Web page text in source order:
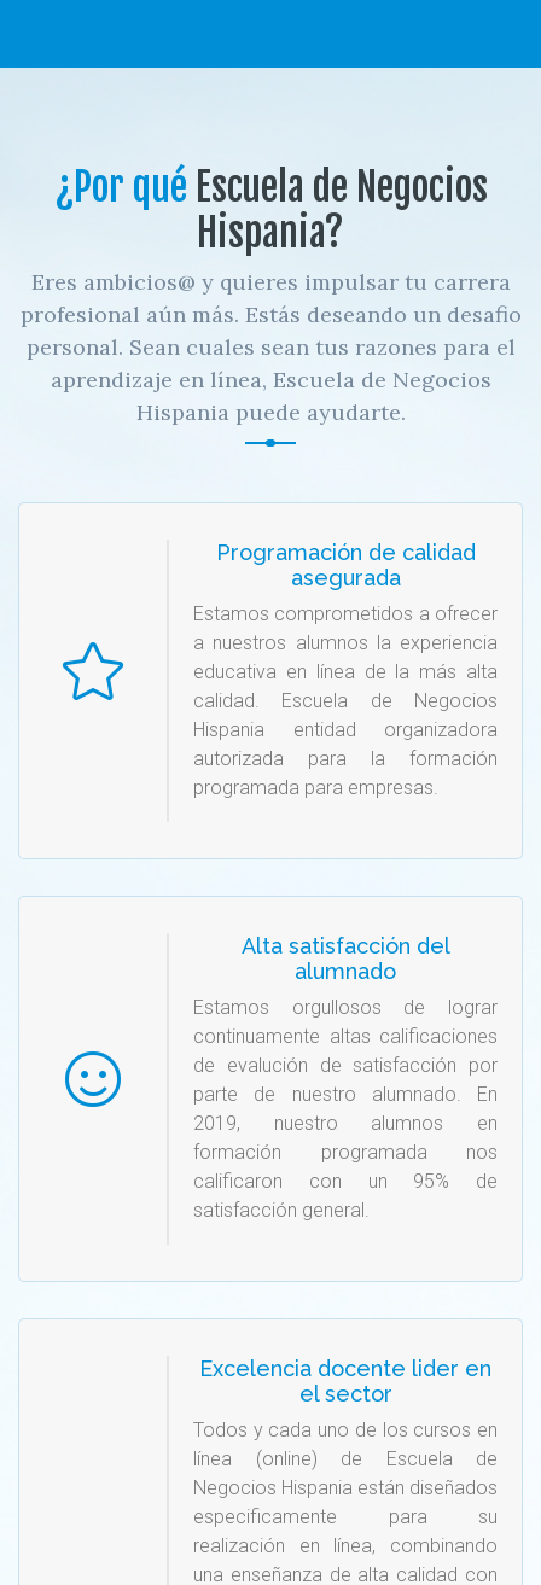
¿Por qué Escuela de Negocios
Hispania?
Eres ambicios@ y quieres impulsar tu carrera
profesional aún más. Estás deseando un desafio
personal. Sean cuales sean tus razones para el
aprendizaje en línea, Escuela de Negocios
Hispania puede ayudarte.
Programación de calidad
asegurada
Estamos comprometidos a ofrecer
a nuestros alumnos la experiencia
educativa en línea de la más alta
calidad. Escuela de Negocios
Hispania entidad organizadora
autorizada para la formación
programada para empresas.
Alta satisfacción del
alumnado
Estamos orgullosos de lograr
continuamente altas calificaciones
de evalución de satisfacción por
parte de nuestro alumnado. En
2019, nuestro alumnos en
formación programada nos
calificaron con un 95% de
satisfacción general.
Excelencia docente lider en
el sector
Todos y cada uno de los cursos en
línea (online) de Escuela de
Negocios Hispania están diseñados
especificamente para su
realización en línea, combinando
una enseñanza de alta calidad con